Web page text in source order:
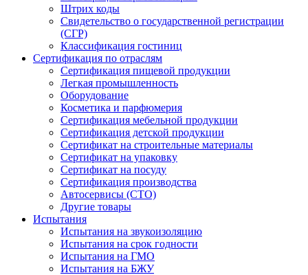
Штрих коды
Свидетельство о государственной регистрации
(СГР)
Классификация гостиниц
Сертификация по отраслям
Сертификация пищевой продукции
Легкая промышленность
Оборудование
Косметика и парфюмерия
Сертификация мебельной продукции
Сертификация детской продукции
Сертификат на строительные материалы
Сертификат на упаковку
Сертификат на посуду
Сертификация производства
Автосервисы (СТО)
Другие товары
Испытания
Испытания на звукоизоляцию
Испытания на срок годности
Испытания на ГМО
Испытания на БЖУ